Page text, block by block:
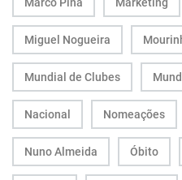
Miguel Nogueira
Mundial de Clubes
Nacional Nomeações
Nuno Almeida Óbito